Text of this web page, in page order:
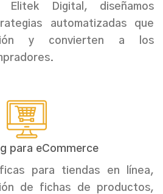
Elitek Digital , diseñamos
automatizadas que
y convierten a los
para eCommerce
para tiendas en línea,
de fichas de productos,